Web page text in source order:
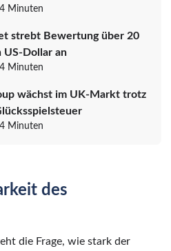
Minuten
strebt Bewertung über 20
US-Dollar an
Minuten
wächst im UK-Markt trotz
Minuten
des
die Frage, wie stark der